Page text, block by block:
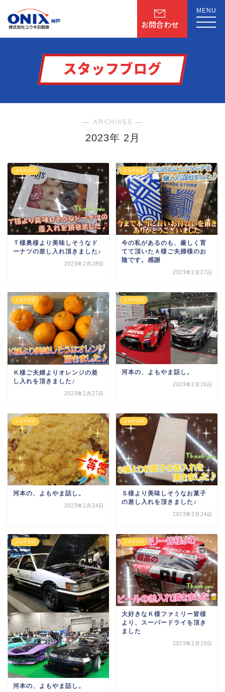
お問合わせ
MENU
スタッフブログ
― ARCHIVES ―
2023年 2月
よもやま話
Ｔ様奥様より美味しそうなド
ーナツの差し入れ頂きました♪
2023年2月28日
よもやま話
今の私があるのも、厳しく育
てて頂いたＡ様ご夫婦様のお
陰です。感謝
2023年2月27日
よもやま話
Ｋ様ご夫婦よりオレンジの差
し入れを頂きました♪
2023年2月27日
よもやま話
河本の、よもやま話し。
2023年2月26日
よもやま話
河本の、よもやま話し。
2023年2月24日
よもやま話
Ｓ様より美味しそうなお菓子
の差し入れを頂きました♪
2023年2月24日
よもやま話
河本の、よもやま話し。
よもやま話
大好きなＫ様ファミリー皆様
より、スーパードライ を頂き
ました
2023年2月20日